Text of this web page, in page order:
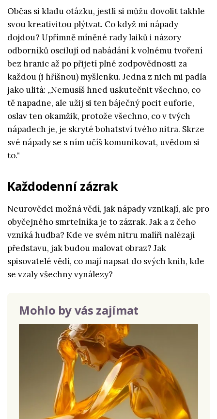
Občas si kladu otázku, jestli si můžu dovolit takhle
svou kreativitou plýtvat. Co když mi nápady
dojdou? Upřímně míněné rady laiků i názory
odborníků oscilují od nabádání k volnému tvoření
bez hranic až po přijetí plné zodpovědnosti za
každou (i hříšnou) myšlenku. Jedna z nich mi padla
jako ulitá: „Nemusíš hned uskutečnit všechno, co
tě napadne, ale užij si ten báječný pocit euforie,
oslav ten okamžik, protože všechno, co v tvých
nápadech je, je skryté bohatství tvého nitra. Skrze
své nápady se s ním učíš komunikovat, uvědom si
to.“
Každodenní zázrak
Neurovědci možná vědí, jak nápady vznikají, ale pro
obyčejného smrtelníka je to zázrak. Jak a z čeho
vzniká hudba? Kde ve svém nitru malíři nalézají
představu, jak budou malovat obraz? Jak
spisovatelé vědí, co mají napsat do svých knih, kde
se vzaly všechny vynálezy?
Mohlo by vás zajímat